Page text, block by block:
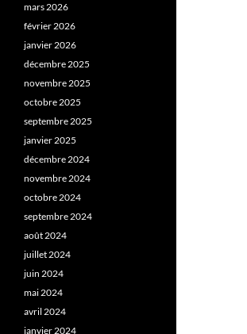
mars 2026
février 2026
janvier 2026
décembre 2025
novembre 2025
octobre 2025
septembre 2025
janvier 2025
décembre 2024
novembre 2024
octobre 2024
septembre 2024
août 2024
juillet 2024
juin 2024
mai 2024
avril 2024
janvier 2024